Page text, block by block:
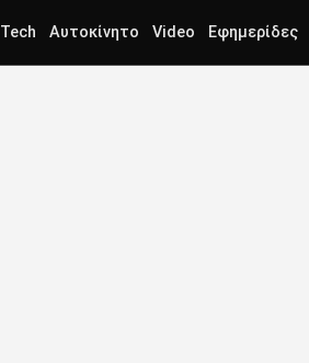
Tech Αυτοκίνητο Video Εφημερίδες